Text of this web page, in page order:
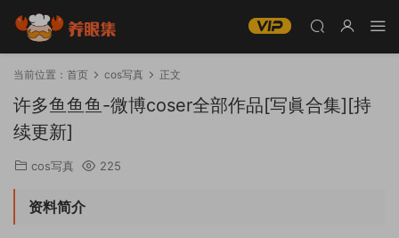
当前位置： 首页 cos写真 正文
许多鱼鱼鱼-微博coser全部作品[写眞合集][持
续更新]
cos写真 225
资料简介